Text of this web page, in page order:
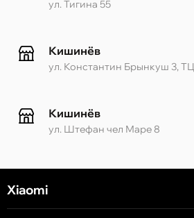
ул. Тигина 55
Кишинёв
ул. Константин Брынкуш 3, ТЦ
Кишинёв
ул. Штефан чел Маре 8
Xiaomi